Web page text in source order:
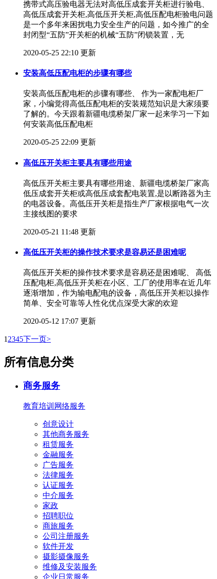
携带式高压验电器无法对高低压成套开关柜进行验电、
高低压成套开关柜,高低压开关柜,高低压配电柜验电问题
是一个多年来困扰电力安全生产的问题，如今推广的全
封闭型“五防”开关柜的机械“五防”闭锁装置，无
2020-05-25 22:10 更新
安装高低压配电柜的步骤有哪些
安装高低压配电柜的步骤有哪些、 作为一家配电柜厂
家，小编觉得高低压配电柜的安装规范知识是大家须要
了解的。今天跟着新疆电缆桥架厂家一起来学习一下如
何安装高低压配电柜
2020-05-25 22:09 更新
高低压开关柜主要具有哪些用途
高低压开关柜主要具有哪些用途、新疆电缆桥架厂家高
低压成套开关柜或高低压成套配电装置,是以断路器为主
的电器设备。高低压开关柜是指生产厂家根据电气一次
主接线图的要求
2020-05-21 11:48 更新
高低压开关柜的操作技术要求是容易还是困难呢
高低压开关柜的操作技术要求是容易还是困难呢、 高低
压配电柜,高低压开关柜在小区、工厂的使用率在近几年
逐渐增加，作为输电配电的设备，高低压开关柜以操作
简单、安全可靠等人性化优点深受大家的欢迎
2020-05-12 17:07 更新
12345下一页>
所有信息分类
商务服务
教育培训 网络服务
创意设计
其他商务服务
租赁服务
金融服务
广告服务
法律服务
认证服务
中介服务
家政
招聘职位
商旅服务
公司注册服务
软件开发
摄影摄像服务
维修及安装服务
企业日常服务